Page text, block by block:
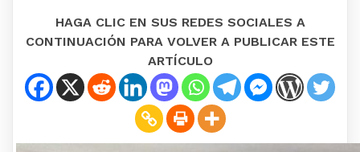
HAGA CLIC EN SUS REDES SOCIALES A
CONTINUACIÓN PARA VOLVER A PUBLICAR ESTE
ARTÍCULO